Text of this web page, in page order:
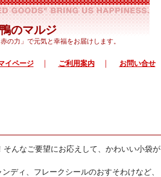
のマルジ
の力」で元気と幸福をお届けします。
イページ ｜ ご利用案内 ｜ お問い合せ
んなご要望にお応えして、かわいい小袋が
ディ、フレークシールのおすそわけなど、